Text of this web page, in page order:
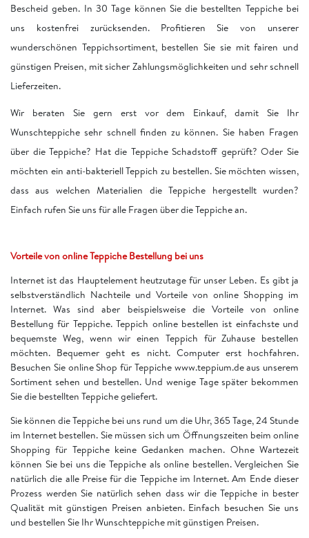
Bescheid geben. In 30 Tage können Sie die bestellten Teppiche bei
uns kostenfrei zurücksenden. Profitieren Sie von unserer
wunderschönen Teppichsortiment, bestellen Sie sie mit fairen und
günstigen Preisen, mit sicher Zahlungsmöglichkeiten und sehr schnell
Lieferzeiten.
Wir beraten Sie gern erst vor dem Einkauf, damit Sie Ihr
Wunschteppiche sehr schnell finden zu können. Sie haben Fragen
über die Teppiche? Hat die Teppiche Schadstoff geprüft? Oder Sie
möchten ein anti-bakteriell Teppich zu bestellen. Sie möchten wissen,
dass aus welchen Materialien die Teppiche hergestellt wurden?
Einfach rufen Sie uns für alle Fragen über die Teppiche an.
Vorteile von online Teppiche Bestellung bei uns
Internet ist das Hauptelement heutzutage für unser Leben. Es gibt ja
selbstverständlich Nachteile und Vorteile von online Shopping im
Internet. Was sind aber beispielsweise die Vorteile von online
Bestellung für Teppiche. Teppich online bestellen ist einfachste und
bequemste Weg, wenn wir einen Teppich für Zuhause bestellen
möchten. Bequemer geht es nicht. Computer erst hochfahren.
Besuchen Sie online Shop für Teppiche www.teppium.de aus unserem
Sortiment sehen und bestellen. Und wenige Tage später bekommen
Sie die bestellten Teppiche geliefert.
Sie können die Teppiche bei uns rund um die Uhr, 365 Tage, 24 Stunde
im Internet bestellen. Sie müssen sich um Öffnungszeiten beim online
Shopping für Teppiche keine Gedanken machen. Ohne Wartezeit
können Sie bei uns die Teppiche als online bestellen. Vergleichen Sie
natürlich die alle Preise für die Teppiche im Internet. Am Ende dieser
Prozess werden Sie natürlich sehen dass wir die Teppiche in bester
Qualität mit günstigen Preisen anbieten. Einfach besuchen Sie uns
und bestellen Sie Ihr Wunschteppiche mit günstigen Preisen.